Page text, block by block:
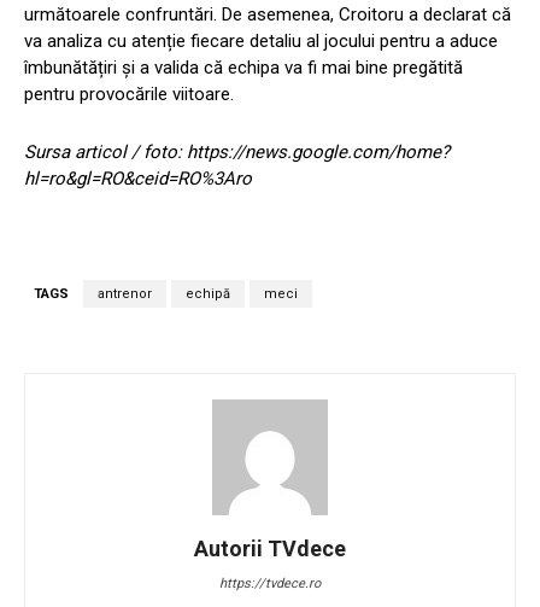
următoarele confruntări. De asemenea, Croitoru a declarat că
va analiza cu atenție fiecare detaliu al jocului pentru a aduce
îmbunătățiri și a valida că echipa va fi mai bine pregătită
pentru provocările viitoare.
Sursa articol / foto: https://news.google.com/home?
hl=ro&gl=RO&ceid=RO%3Aro
TAGS antrenor echipă meci
Autorii TVdece
https://tvdece.ro